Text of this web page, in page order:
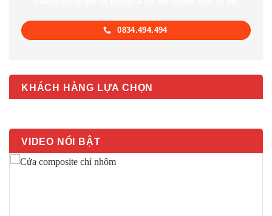
0834.494.494
KHÁCH HÀNG LỰA CHỌN
VIDEO NỔI BẬT